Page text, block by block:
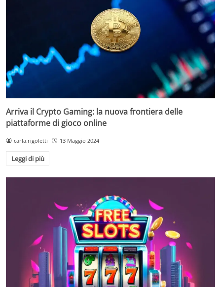
Arriva il Crypto Gaming: la nuova frontiera delle
piattaforme di gioco online
carla.rigoletti 13 Maggio 2024
Leggi di più